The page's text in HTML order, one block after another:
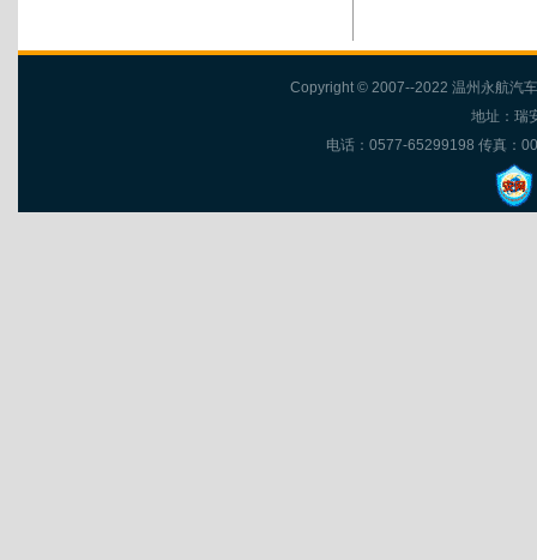
Copyright © 2007--2022 温州永航汽
地址：瑞
电话：0577-65299198 传真：